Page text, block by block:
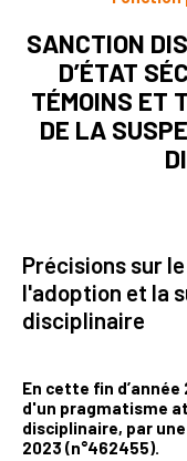
SANCTION
D’ÉTAT
TÉMOINS ET
DE LA
Précisions sur
l'adoption et la
disciplinaire
En cette fin
d'un pragmatisme
disciplinaire, par
2023 (n°462455).